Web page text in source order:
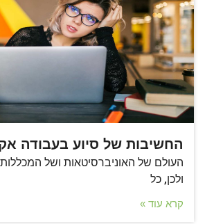
החשיבות של סיוע בעבודה
העולם של האוניברסיטאות ושל
ולכן, כל
קרא עוד »